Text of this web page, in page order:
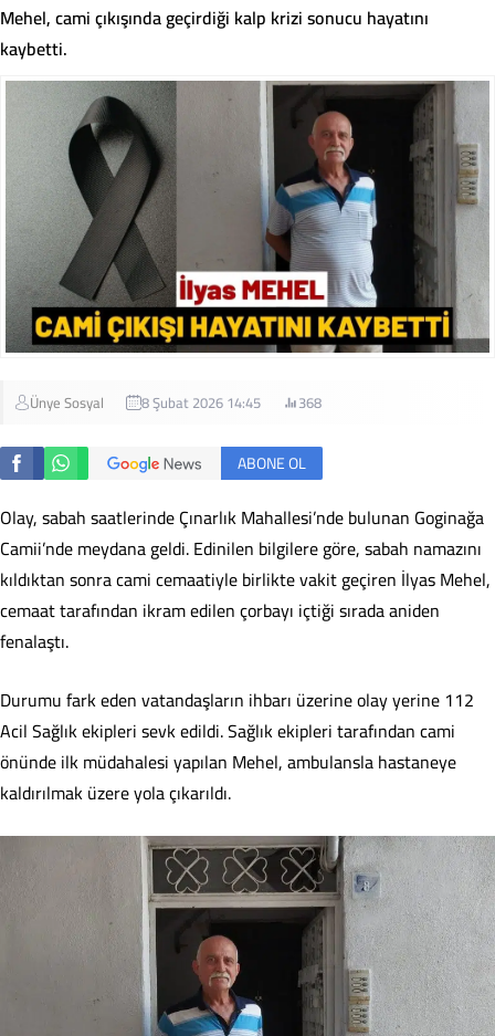
Mehel, cami çıkışında geçirdiği kalp krizi sonucu hayatını
kaybetti.
Ünye Sosyal 8 Şubat 2026 14:45 368
ABONE OL
Olay, sabah saatlerinde Çınarlık Mahallesi’nde bulunan Goginağa
Camii’nde meydana geldi. Edinilen bilgilere göre, sabah namazını
kıldıktan sonra cami cemaatiyle birlikte vakit geçiren İlyas Mehel,
cemaat tarafından ikram edilen çorbayı içtiği sırada aniden
fenalaştı.
Durumu fark eden vatandaşların ihbarı üzerine olay yerine 112
Acil Sağlık ekipleri sevk edildi. Sağlık ekipleri tarafından cami
önünde ilk müdahalesi yapılan Mehel, ambulansla hastaneye
kaldırılmak üzere yola çıkarıldı.